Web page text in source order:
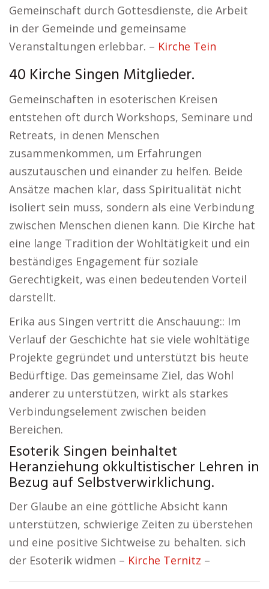
Gemeinschaft durch Gottesdienste, die Arbeit
in der Gemeinde und gemeinsame
Veranstaltungen erlebbar. – Kirche Tein
40 Kirche Singen Mitglieder.
Gemeinschaften in esoterischen Kreisen
entstehen oft durch Workshops, Seminare und
Retreats, in denen Menschen
zusammenkommen, um Erfahrungen
auszutauschen und einander zu helfen. Beide
Ansätze machen klar, dass Spiritualität nicht
isoliert sein muss, sondern als eine Verbindung
zwischen Menschen dienen kann. Die Kirche hat
eine lange Tradition der Wohltätigkeit und ein
beständiges Engagement für soziale
Gerechtigkeit, was einen bedeutenden Vorteil
darstellt.
Erika aus Singen vertritt die Anschauung:: Im
Verlauf der Geschichte hat sie viele wohltätige
Projekte gegründet und unterstützt bis heute
Bedürftige. Das gemeinsame Ziel, das Wohl
anderer zu unterstützen, wirkt als starkes
Verbindungselement zwischen beiden
Bereichen.
Esoterik Singen beinhaltet
Heranziehung okkultistischer Lehren in
Bezug auf Selbstverwirklichung.
Der Glaube an eine göttliche Absicht kann
unterstützen, schwierige Zeiten zu überstehen
und eine positive Sichtweise zu behalten. sich
der Esoterik widmen – Kirche Ternitz –